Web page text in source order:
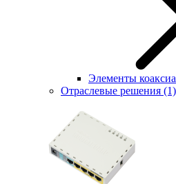
Элементы
Отраслевые решения (1)